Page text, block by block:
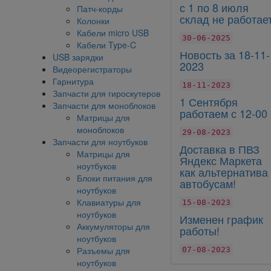
Патч-корды
Колонки
Кабели micro USB
Кабели Type-C
USB зарядки
Видеорегистраторы
Гарнитура
Запчасти для гироскутеров
Запчасти для моноблоков
Матрицы для
моноблоков
Запчасти для ноутбуков
Матрицы для
ноутбуков
Блоки питания для
ноутбуков
Клавиатуры для
ноутбуков
Аккумуляторы для
ноутбуков
Разъемы для
ноутбуков
с 1 по 8 июля
склад не
30-06-2025
Новость за 18-11-
2023
18-11-2023
1 Сентября
работаем с 12-00
29-08-2023
Доставка в ПВЗ
Яндекс Маркета
как альтернатива
автобусам!
15-08-2023
Изменен график
работы!
07-08-2023